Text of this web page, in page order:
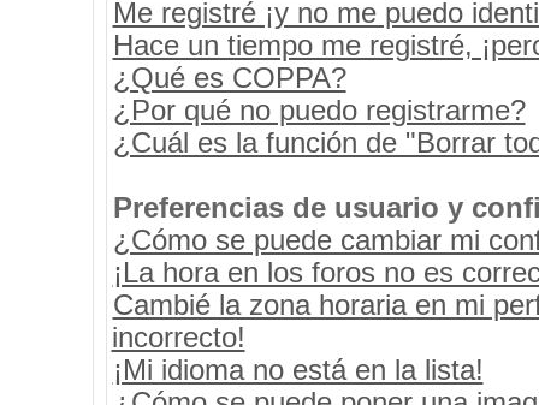
Me registré ¡y no me puedo
Hace un tiempo me registré,
¿Qué es COPPA?
¿Por qué no puedo registrarme?
¿Cuál es la función de "Borrar
Preferencias de usuario y
¿Cómo se puede cambiar mi
¡La hora en los foros no es
Cambié la zona horaria en mi
incorrecto!
¡Mi idioma no está en la lista!